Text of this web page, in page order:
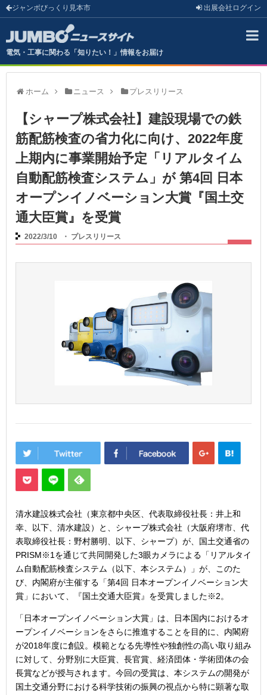
ジャンボびっくり見本市 出展会社 ログイン
電気・工事に関わる「知りたい！」情報をお届け
ホーム ニュース プレスリリース
【シャープ株式会社】建設現場での鉄
筋配筋検査の省力化に向け、2022年度
上期内に事業開始予定「リアルタイム
自動配筋検査システム」が 第4回 日本
オープンイノベーション大賞『国土交
通大臣賞』を受賞
2022/3/10 ・ プレスリリース
清水建設株式会社（東京都中央区、代表取締役社長：井上和
幸、以下、清水建設）と、シャープ株式会社（大阪府堺市、代
表取締役社長：野村勝明、以下、シャープ）が、国土交通省の
PRISM※1を通じて共同開発した3眼カメラによる「リアルタイ
ム自動配筋検査システム（以下、本システム）」が、このた
び、内閣府が主催する「第4回 日本オープンイノベーション大
賞」において、『国土交通大臣賞』を受賞しました※2。
「日本オープンイノベーション大賞」は、日本国内におけるオ
ープンイノベーションをさらに推進することを目的に、内閣府
が2018年度に創設。模範となる先導性や独創性の高い取り組み
に対して、分野別に大臣賞、長官賞、経済団体・学術団体の会
長賞などが授与されます。今回の受賞は、本システムの開発が
国土交通分野における科学技術の振興の視点から特に顕著な取